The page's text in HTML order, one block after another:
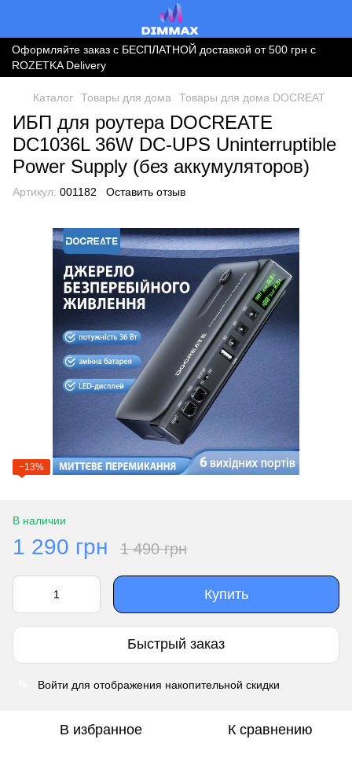
Оформляйте заказ с БЕСПЛАТНОЙ доставкой от 500 грн с
ROZETKA Delivery
Каталог Товары для дома Товары для дома DOCREAT
ИБП для роутера DOCREATE
DC1036L 36W DC-UPS Uninterruptible
Power Supply (без аккумуляторов)
Артикул: 001182 Оставить отзыв
−13%
В наличии
1 290 грн 1 490 грн
Купить
Быстрый заказ
Войти для отображения накопительной скидки
В избранное К сравнению